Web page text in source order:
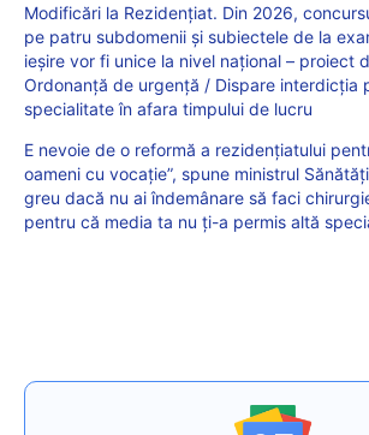
Modificări la Rezidențiat. Din 2026,
pe patru subdomenii și subiectele de la
ieșire vor fi unice la nivel național – proiect
Ordonanță de urgență / Dispare interdicția
specialitate în afara timpului de lucru
E nevoie de o reformă a rezidențiatului
oameni cu vocație”, spune ministrul
greu dacă nu ai îndemânare să faci
pentru că media ta nu ți-a permis altă